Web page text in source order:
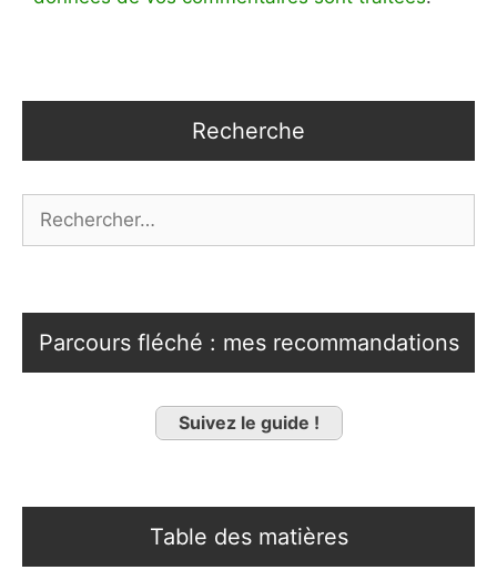
Recherche
Parcours fléché : mes recommandations
Suivez le guide !
Table des matières